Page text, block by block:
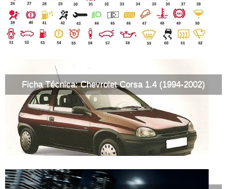
Ficha Técnica: Chevrolet Corsa 1.4 (1994-2002)